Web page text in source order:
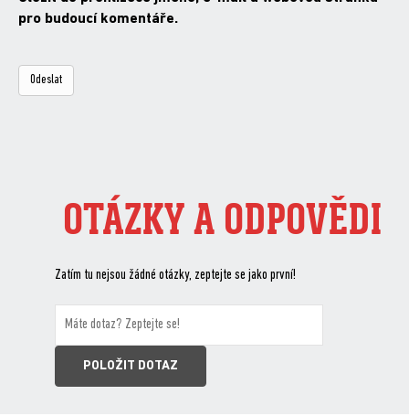
pro budoucí komentáře.
OTÁZKY A ODPOVĚDI
Zatím tu nejsou žádné otázky, zeptejte se jako první!